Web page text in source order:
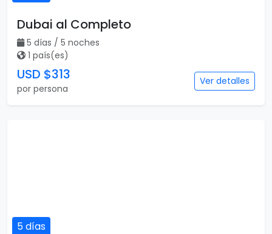
Dubai al Completo
5 días / 5 noches
1 país(es)
USD $313
por persona
Ver detalles
5 días